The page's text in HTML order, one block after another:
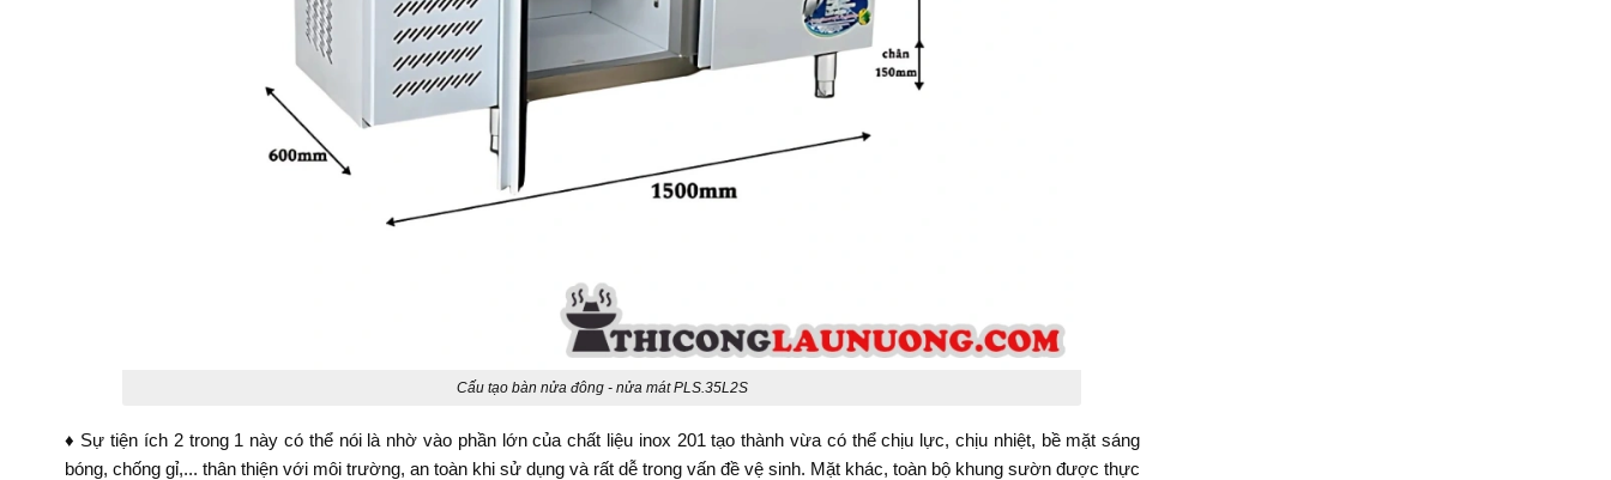
Cấu tạo bàn nửa đông - nửa mát PLS.35L2S
♦ Sự tiện ích 2 trong 1 này có thể nói là nhờ vào phần lớn của chất liệu inox 201 tạo thành vừa có thể chịu lực, chịu nhiệt, bề mặt sáng
bóng, chống gỉ,... thân thiện với môi trường, an toàn khi sử dụng và rất dễ trong vấn đề vệ sinh. Mặt khác, toàn bộ khung sườn được thực